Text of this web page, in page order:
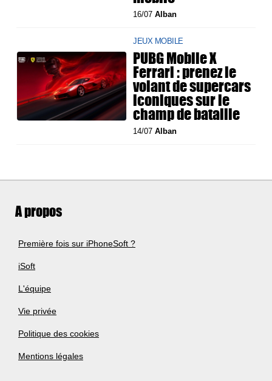
16/07Alban
JEUX MOBILE
PUBG Mobile X
Ferrari : prenez le
volant de supercars
iconiques sur le
champ de bataille
14/07Alban
A propos
Première fois sur iPhoneSoft ?
iSoft
L'équipe
Vie privée
Politique des cookies
Mentions légales